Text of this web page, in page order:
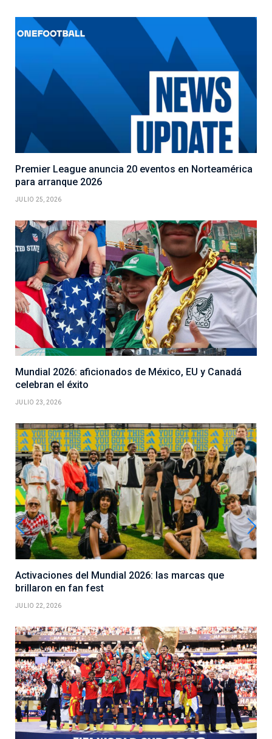
Premier League anuncia 20 eventos en Norteamérica
para arranque 2026
JULIO 25, 2026
Mundial 2026: aficionados de México, EU y Canadá
celebran el éxito
JULIO 23, 2026
Activaciones del Mundial 2026: las marcas que
brillaron en fan fest
JULIO 22, 2026